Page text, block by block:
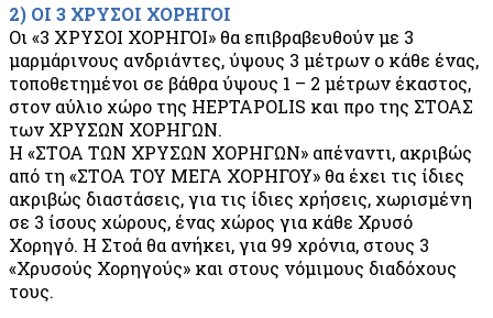
2) ΟΙ 3 ΧΡΥΣΟΙ ΧΟΡΗΓΟΙ
Οι «3 XΡΥΣΟΙ ΧΟΡΗΓΟΙ» θα επιβραβευθούν με 3
μαρμάρινους ανδριάντες, ύψους 3 μέτρων ο κάθε ένας,
τοποθετημένοι σε βάθρα ύψους 1 – 2 μέτρων έκαστος,
στον αύλιο χώρο της HEPTAPOLIS και προ της ΣΤΟΑΣ
των ΧΡΥΣΩΝ ΧΟΡΗΓΩΝ.
Η «ΣΤΟΑ ΤΩΝ ΧΡΥΣΩΝ ΧΟΡΗΓΩΝ» απέναντι, ακριβώς
από τη «ΣΤΟΑ ΤΟΥ ΜΕΓΑ ΧΟΡΗΓΟΥ» θα έχει τις ίδιες
ακριβώς διαστάσεις, για τις ίδιες χρήσεις, χωρισμένη
σε 3 ίσους χώρους, ένας χώρος για κάθε Χρυσό
Χορηγό. Η Στοά θα ανήκει, για 99 χρόνια, στους 3
«Χρυσούς Χορηγούς» και στους νόμιμους διαδόχους
τους.